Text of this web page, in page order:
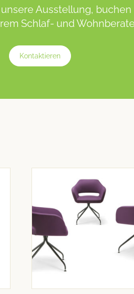
Ausstellung,
Schlaf- und
Kontaktieren